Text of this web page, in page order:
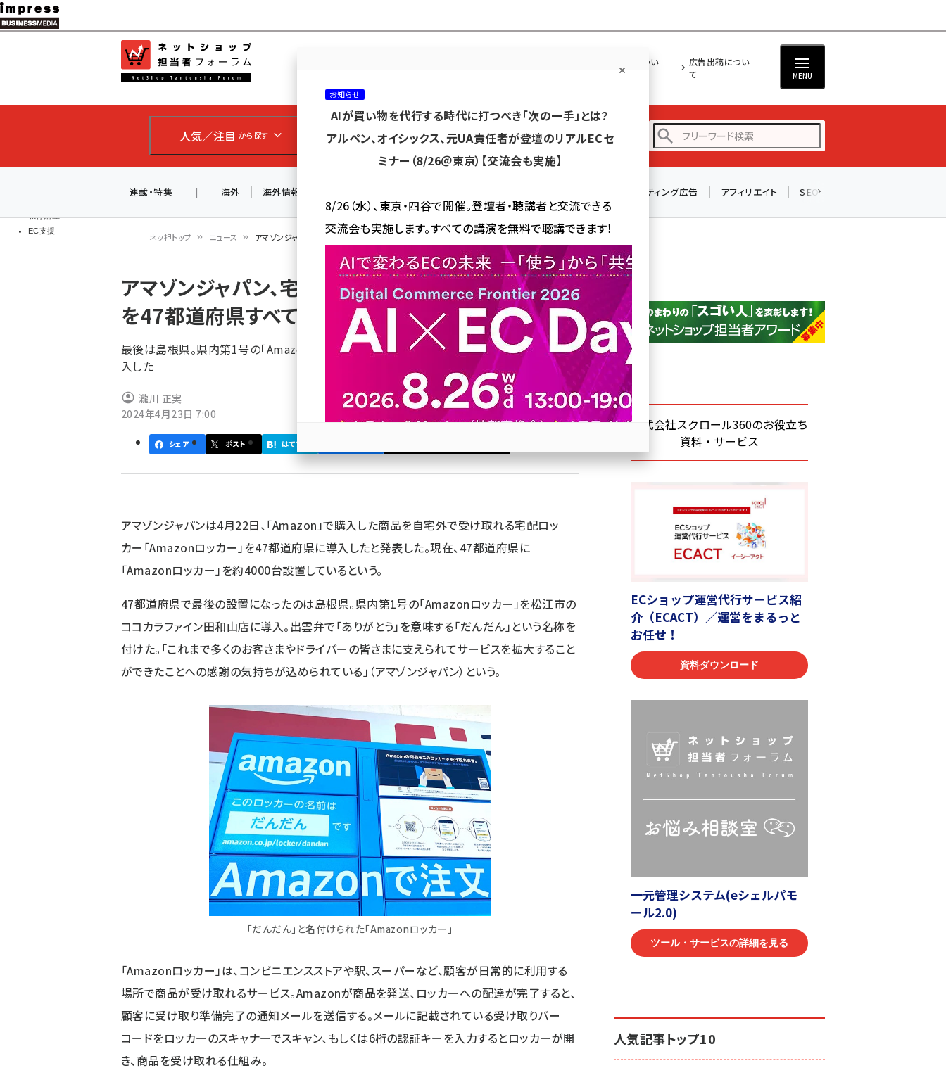
メ
イ
ン
ツ
移
教育講座
EC支援
ネッ担につい
広告出稿につい
て
MENU
人気／注目 から探す カテゴリ／種別 から探す セミナー／イベント から探す
アスクル (1119)
base (1077)
連載・特集 | 海外 海外情報 リスティング広告 アフィリエイト SEO
ン
く
ず
ネッ担トップ ニュース アマゾンジャパン、宅配ロッカー「Amazonロッカー」を47都道府県すべてに設置
アマゾンジャパン、宅配ロッカー「Amazonロッカー」
を47都道府県すべてに設置
最後は島根県。県内第1号の「Amazonロッカー」を松江市のココカラファイン田和山店に導
入した
瀧川 正実
2024年4月23日 7:00
シェア ポスト はてブ
アマゾンジャパンは4月22日、「Amazon」で購入した商品を自宅外で受け取れる宅配ロッ
カー「Amazonロッカー」を47都道府県に導入したと発表した。現在、47都道府県に
「Amazonロッカー」を約4000台設置しているという。
47都道府県で最後の設置になったのは島根県。県内第1号の「Amazonロッカー」を松江市の
ココカラファイン田和山店に導入。出雲弁で「ありがとう」を意味する「だんだん」という名称を
付けた。「これまで多くのお客さまやドライバーの皆さまに支えられてサービスを拡大すること
ができたことへの感謝の気持ちが込められている」（アマゾンジャパン）という。
「だんだん」と名付けられた「Amazonロッカー」
「Amazonロッカー」は、コンビニエンスストアや駅、スーパーなど、顧客が日常的に利用する
場所で商品が受け取れるサービス。Amazonが商品を発送、ロッカーへの配達が完了すると、
顧客に受け取り準備完了の通知メールを送信する。メールに記載されている受け取りバー
コードをロッカーのスキャナーでスキャン、もしくは6桁の認証キーを入力するとロッカーが開
き、商品を受け取れる仕組み。
人気記事トップ10
お知らせ
AIが買い物を代行する時代に打つべき「次の一手」とは？
アルペン、オイシックス、元UA責任者が登壇のリアルECセ
ミナー（8/26＠東京）【交流会も実施】
8/26（水）、東京・四谷で開催。登壇者・聴講者と交流できる
交流会も実施します。すべての講演を無料で聴講できます！